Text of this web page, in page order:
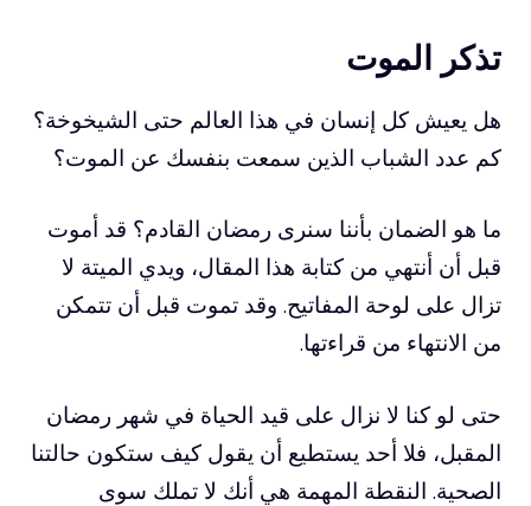
تذكر الموت
هل يعيش كل إنسان في هذا العالم حتى الشيخوخة؟
كم عدد الشباب الذين سمعت بنفسك عن الموت؟
ما هو الضمان بأننا سنرى رمضان القادم؟ قد أموت
قبل أن أنتهي من كتابة هذا المقال، ويدي الميتة لا
تزال على لوحة المفاتيح. وقد تموت قبل أن تتمكن
من الانتهاء من قراءتها.
حتى لو كنا لا نزال على قيد الحياة في شهر رمضان
المقبل، فلا أحد يستطيع أن يقول كيف ستكون حالتنا
الصحية. النقطة المهمة هي أنك لا تملك سوى